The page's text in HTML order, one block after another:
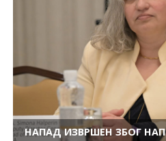
НАПАД ИЗВРШЕН ЗБОГ